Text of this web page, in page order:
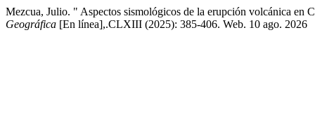
Mezcua, Julio. " Aspectos sismológicos de la erupción volcánica en
Geográfica [En línea],.CLXIII (2025): 385-406. Web. 10 ago. 2026